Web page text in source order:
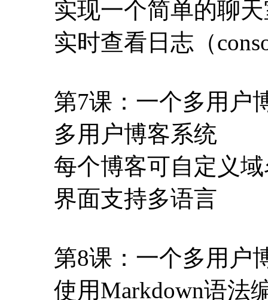
多用户博客系统
每个博客可自定义
第8课：一个多用户
使用Markdown语法
XSS过滤
忘记密码重设（发